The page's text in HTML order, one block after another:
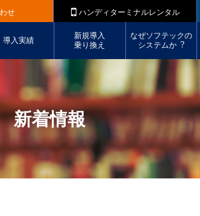
せ ハンディターミナルレンタル
導入実績
新規導入
乗り換え
なぜソフテックの
システムか︖
新着情報